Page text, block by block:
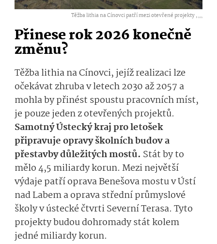
Těžba lithia na Cínovci patří mezi otevřené projekty ,...
Přinese rok 2026 konečně
změnu?
Těžba lithia na Cínovci, jejíž realizaci lze
očekávat zhruba v letech 2030 až 2057 a
mohla by přinést spoustu pracovních míst,
je pouze jeden z otevřených projektů.
Samotný Ústecký kraj pro letošek
připravuje opravy školních budov a
přestavby důležitých mostů. Stát by to
mělo 4,5 miliardy korun. Mezi největší
výdaje patří oprava Benešova mostu v Ústí
nad Labem a oprava střední průmyslové
školy v ústecké čtvrti Severní Terasa. Tyto
projekty budou dohromady stát kolem
jedné miliardy korun.